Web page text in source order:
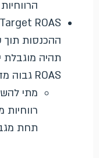
תהיה מוגבלת
ROAS גבוה מדי.
מתי
תחת